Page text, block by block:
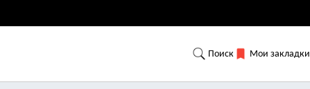
Поиск Мои закладки